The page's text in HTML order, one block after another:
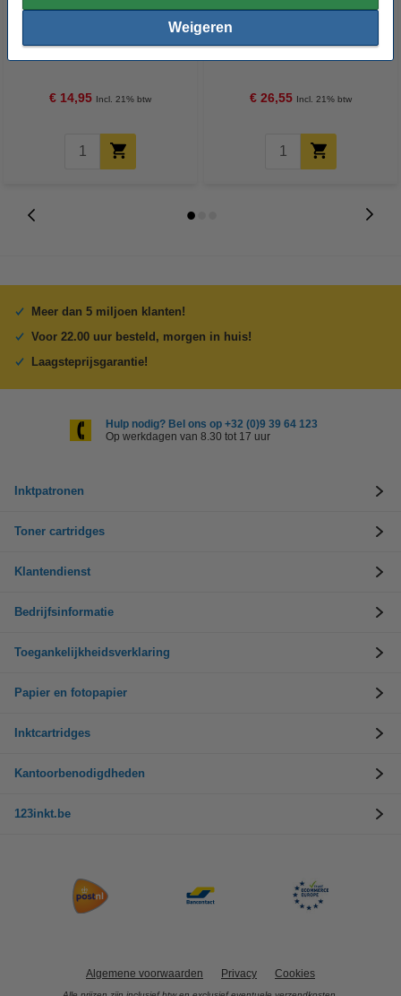
Weigeren
123accu Xtreme Power MN1500
€ 14,95 Incl. 21% btw € 26,55 Incl. 21% btw
Meer dan 5 miljoen klanten!
Voor 22.00 uur besteld, morgen in huis!
Laagsteprijsgarantie!
Hulp nodig? Bel ons op +32 (0)9 39 64 123
Op werkdagen van 8.30 tot 17 uur
Inktpatronen
Toner cartridges
Klantendienst
Bedrijfsinformatie
Toegankelijkheidsverklaring
Papier en fotopapier
Inktcartridges
Kantoorbenodigdheden
123inkt.be
Algemene voorwaarden Privacy Cookies